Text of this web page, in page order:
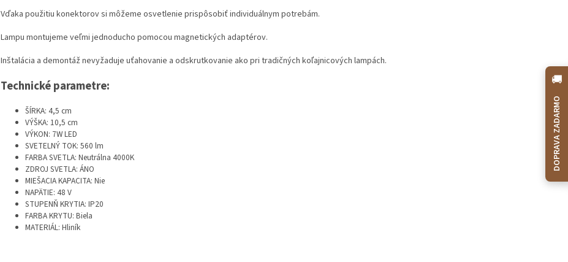
Vďaka použitiu konektorov si môžeme osvetlenie prispôsobiť individuálnym potrebám.
Lampu montujeme veľmi jednoducho pomocou magnetických adaptérov.
Inštalácia a demontáž nevyžaduje uťahovanie a odskrutkovanie ako pri tradičných koľajnicových lampách.
Technické parametre:
ŠÍRKA: 4,5 cm
VÝŠKA: 10,5 cm
VÝKON: 7W LED
SVETELNÝ TOK: 560 lm
FARBA SVETLA: Neutrálna 4000K
ZDROJ SVETLA: ÁNO
MIEŠACIA KAPACITA: Nie
NAPÄTIE: 48 V
STUPENŇ KRYTIA: IP20
FARBA KRYTU: Biela
MATERIÁL: Hliník
🚚
DOPRAVA ZADARMO